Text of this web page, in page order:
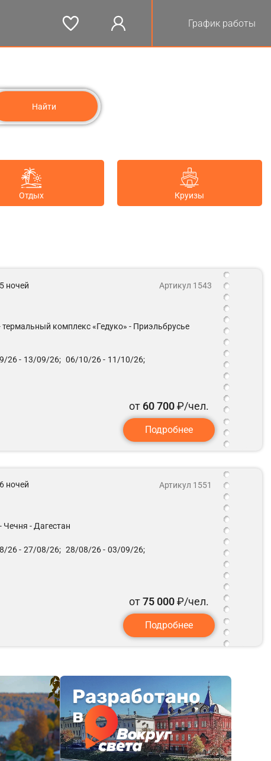
График работы
Отдых Круизы
ночей
комплекс «Гедуко» - Приэльбрусье
26 - 13/09/26; 06/10/26 - 11/10/26;
Артикул 1543
от 60 700₽/чел.
Подробнее
ночей
Чечня - Дагестан
26 - 27/08/26; 28/08/26 - 03/09/26;
Артикул 1551
от75 000₽/чел.
Подробнее